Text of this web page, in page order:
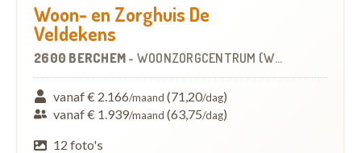
Woon- en Zorghuis De
Veldekens
2600 BERCHEM - WOONZORGCENTRUM (WZC)
vanaf € 2.166/maand (71,20/dag)
vanaf € 1.939/maand (63,75/dag)
12 foto's